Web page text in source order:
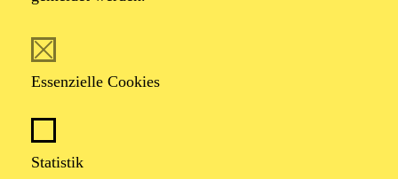
Essenzielle Cookies
Statistik
Orchestra
Werke von Edward Elgar, Jean Sibelius, Sergej